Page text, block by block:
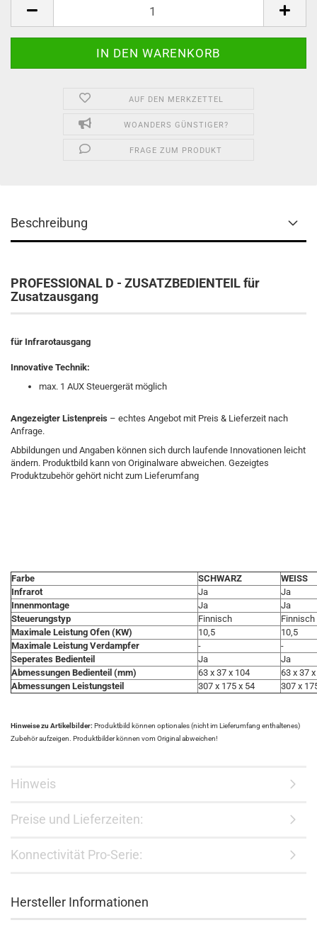
AUF DEN MERKZETTEL
WOANDERS GÜNSTIGER?
FRAGE ZUM PRODUKT
Beschreibung
PROFESSIONAL D - ZUSATZBEDIENTEIL für
Zusatzausgang
für Infrarotausgang
Innovative Technik:
max. 1 AUX Steuergerät möglich
Angezeigter Listenpreis – echtes Angebot mit Preis & Lieferzeit nach
Anfrage.
Abbildungen und Angaben können sich durch laufende Innovationen leicht
ändern. Produktbild kann von Originalware abweichen. Gezeigtes
Produktzubehör gehört nicht zum Lieferumfang
Farbe SCHWARZ
WEISS
Infrarot
Ja
Ja
Innenmontage
Ja
Ja
Steuerungstyp
Finnisch
Finnisch
Maximale Leistung Ofen (KW)
10,5
10,5
Maximale Leistung Verdampfer
-
-
Seperates Bedienteil
Ja
Ja
Abmessungen Bedienteil (mm)
63 x 37 x 104
63 x 37
Abmessungen Leistungsteil
307 x 175 x 54 307 x
Hinweise zu Artikelbilder: Produktbild können optionales (nicht im Lieferumfang enthaltenes)
Zubehör aufzeigen. Produktbilder können vom Original abweichen!
Hinweis
Preise und Lieferzeiten:
Konnectivität Pro-Serie:
Hersteller Informationen